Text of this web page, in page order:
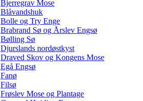
Bjerregrav Mose
Blåvandshuk
Bolle og Try Enge
Brabrand Sø og Årslev Engsø
Bølling Sø
Djurslands nordøstkyst
Draved Skov og Kongens Mose
Egå Engsø
Fanø
Filsø
Frøslev Mose og Plantage